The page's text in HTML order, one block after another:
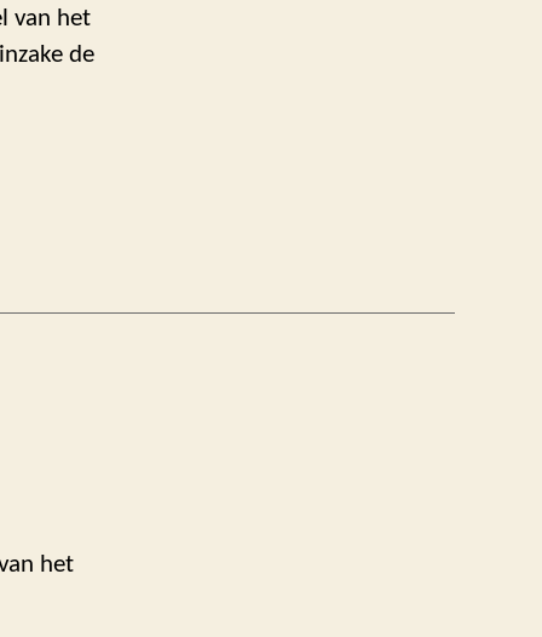
van het
de
het